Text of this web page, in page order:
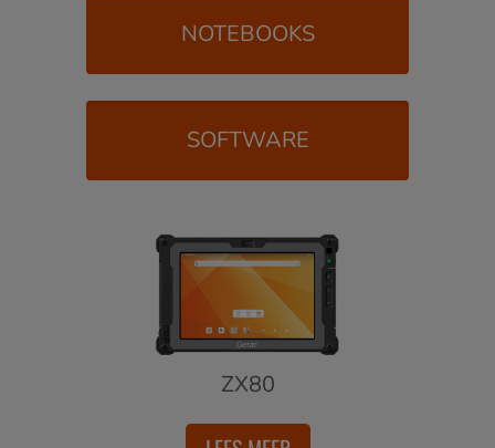
NOTEBOOKS
SOFTWARE
ZX80